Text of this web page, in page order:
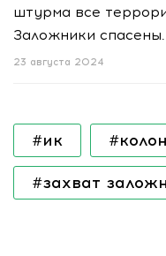
штурма все
Заложники спасены.
23 августа 2024
#ик
#захват